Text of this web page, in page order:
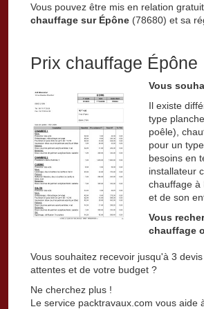
Vous pouvez être mis en relation
chauffage sur Épône (78680) et sa
Prix chauffage Épône
Vous
Il existe
type
poêle),
pour un
besoins en
installateur
chauffage à
et de son
Vous
chauffage
Vous souhaitez recevoir jusqu'à 3
attentes et de votre budget ?
Ne cherchez plus !
Le service packtravaux.com vous